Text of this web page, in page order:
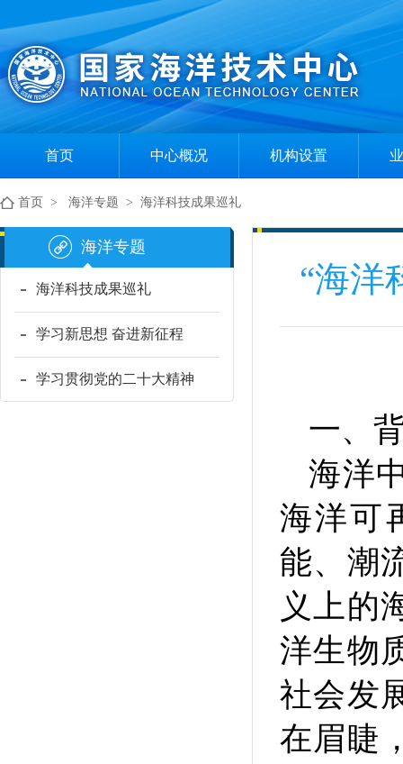
首页 中心概况
中心简介
机构设置
首页 > 海洋专题 > 海洋科技成果巡礼
海洋专题
海洋科技成果巡礼
学习新思想 奋进新征程
学习贯彻党的二十大精神
“海洋
一、
海洋
海洋可
能、潮
义上的
洋生物
社会发
在眉睫